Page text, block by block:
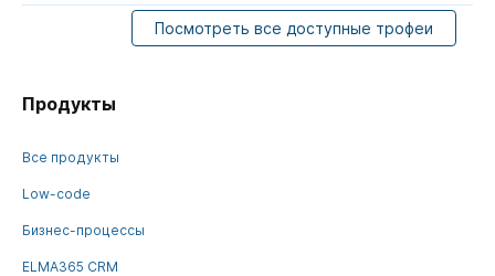
Посмотреть все доступные трофеи
Продукты
Все продукты
Low-code
Бизнес-процессы
ELMA365 CRM